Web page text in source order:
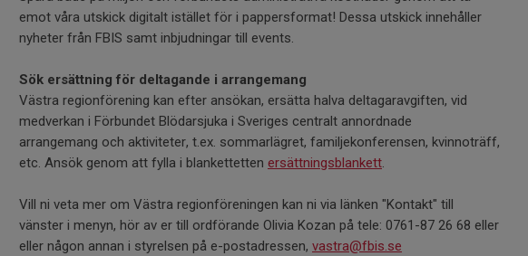
emot våra utskick digitalt istället för i pappersformat! Dessa utskick innehåller
nyheter från FBIS samt inbjudningar till events.
Sök ersättning för deltagande i arrangemang
Västra regionförening kan efter ansökan, ersätta halva deltagaravgiften, vid
medverkan i Förbundet Blödarsjuka i Sveriges centralt annordnade
arrangemang och aktiviteter, t.ex. sommarlägret, familjekonferensen, kvinnoträff,
etc. Ansök genom att fylla i blankettetten ersättningsblankett.
Vill ni veta mer om Västra regionföreningen kan ni via länken "Kontakt" till
vänster i menyn, hör av er till ordförande Olivia Kozan på tele: 0761-87 26 68 eller
eller någon annan i styrelsen på e-postadressen, vastra@fbis.se